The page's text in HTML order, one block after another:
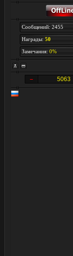
Сообщений: 2455
Награды: 50
Замечания: 0%
5063